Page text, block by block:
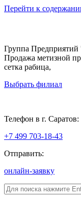
Перейти к
Группа
Продажа метизной
сетка рабица,
Выбрать филиал
Телефон в г. Саратов:
+7 499 703-18-43
Отправить:
онлайн-заявку